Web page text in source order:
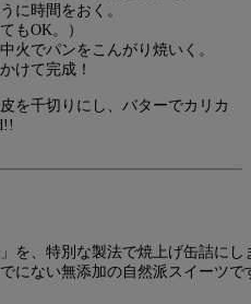
に時間をおく。
もOK。）
火でパンをこんがり焼いく。
けて完成！
を千切りにし、バターでカリカ
を、特別な製法で焼上げ缶詰にし
にない無添加の自然派スイーツで